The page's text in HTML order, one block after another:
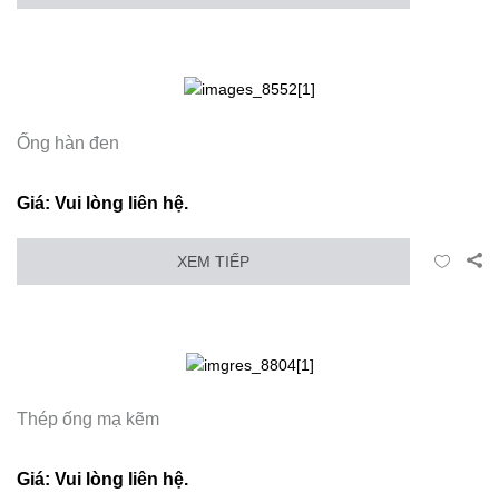
Ống hàn đen
Giá: Vui lòng liên hệ.
XEM TIẾP
Thép ống mạ kẽm
Giá: Vui lòng liên hệ.